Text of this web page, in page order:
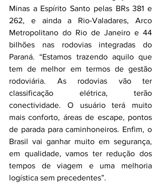
Minas a Espírito Santo pelas BRs 381 e
262, e ainda a Rio-Valadares, Arco
Metropolitano do Rio de Janeiro e 44
bilhões nas rodovias integradas do
Paraná. “Estamos trazendo aquilo que
tem de melhor em termos de gestão
rodoviária. As rodovias vão ter
classificação elétrica, terão
conectividade. O usuário terá muito
mais conforto, áreas de escape, pontos
de parada para caminhoneiros. Enfim, o
Brasil vai ganhar muito em segurança,
em qualidade, vamos ter redução dos
tempos de viagem e uma melhoria
logística sem precedentes”.